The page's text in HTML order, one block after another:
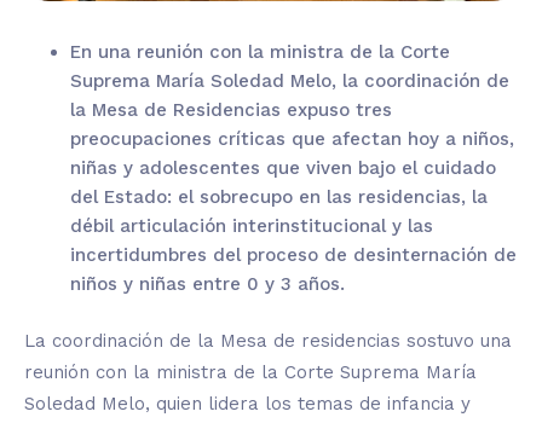
En una reunión con la ministra de la Corte
Suprema María Soledad Melo, la coordinación de
la Mesa de Residencias expuso tres
preocupaciones críticas que afectan hoy a niños,
niñas y adolescentes que viven bajo el cuidado
del Estado: el sobrecupo en las residencias, la
débil articulación interinstitucional y las
incertidumbres del proceso de desinternación de
niños y niñas entre 0 y 3 años.
La coordinación de la Mesa de residencias sostuvo una
reunión con la ministra de la Corte Suprema María
Soledad Melo, quien lidera los temas de infancia y